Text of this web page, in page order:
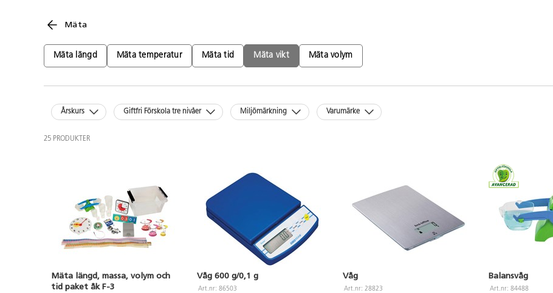
Mäta
Mäta längd Mäta temperatur Mäta tid Mäta vikt Mäta volym
Årskurs Giftfri Förskola tre nivåer Miljömärkning Varumärke
25 PRODUKTER
Mäta längd, massa, volym och
tid paket åk F-3
Våg 600 g/0,1 g
Art.nr: 86503
Våg
Art.nr: 28823
Balansvåg
Art.nr: 84488